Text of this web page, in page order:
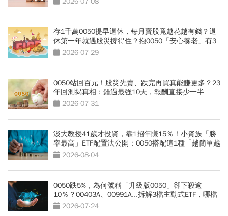
存1千萬0050提早退休，每月賣股竟越花越有錢？退
休第一年就遇股災撐得住？抱0050「安心養老」有3
條件2026-07-29
0050站回百元！股災先賣、跌完再買真能賺更多？23
年回測揭真相：錯過最強10天，報酬直接少一半
2026-07-31
淡大教授41歲才投資，靠1招年賺15％！小資族「勝
率最高」ETF配置法公開：0050搭配這1種「越簡單越
好賺」
2026-08-04
0050跌5%，為何號稱「升級版0050」卻下殺逾
10％？00403A、00991A...拆解3檔主動式ETF，哪檔
最抗跌？
2026-07-24